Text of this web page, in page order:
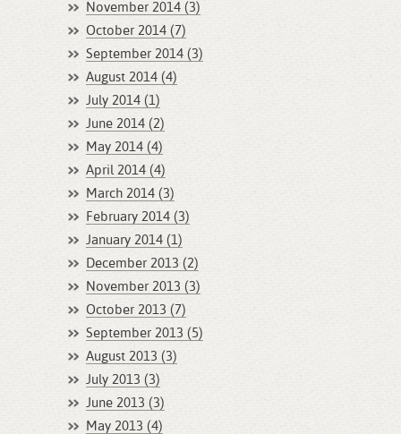
November 2014 (3)
October 2014 (7)
September 2014 (3)
August 2014 (4)
July 2014 (1)
June 2014 (2)
May 2014 (4)
April 2014 (4)
March 2014 (3)
February 2014 (3)
January 2014 (1)
December 2013 (2)
November 2013 (3)
October 2013 (7)
September 2013 (5)
August 2013 (3)
July 2013 (3)
June 2013 (3)
May 2013 (4)